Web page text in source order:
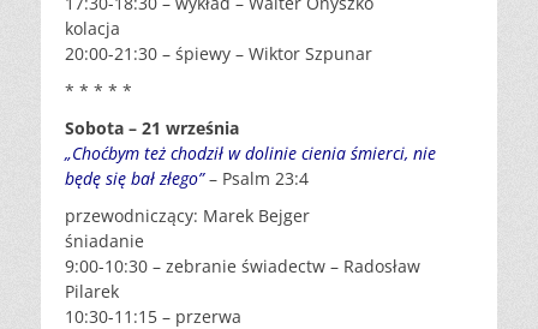
kolacja
20:00-21:30 – śpiewy – Wiktor Szpunar
* * * * *
Sobota – 21 września
„Choćbym też chodził w dolinie cienia śmierci, nie
będę się bał złego”– Psalm 23:4
przewodniczący: Marek Bejger
śniadanie
9:00-10:30 – zebranie świadectw – Radosław
Pilarek
10:30-11:15 – przerwa